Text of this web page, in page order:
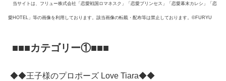
当サイトは、フリュー株式会社「恋愛戦国ロマネスク」「恋愛プリンセス」「恋愛幕末カレシ」「恋
愛HOTEL」等の画像を利用しております。該当画像の転載・配布等は禁止しております。©FURYU
■■■カテゴリー①■■■
◆◆王子様のプロポーズ Love Tiara◆◆